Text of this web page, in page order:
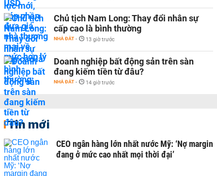
Chủ tịch Nam Long: Thay đổi nhân sự
cấp cao là bình thường
NHÀ ĐẤT - 13 giờ trước
Doanh nghiệp bất động sản trên sàn
đang kiếm tiền từ đâu?
NHÀ ĐẤT - 14 giờ trước
Tin mới
CEO ngân hàng lớn nhất nước Mỹ: ‘Nợ margin
đang ở mức cao nhất mọi thời đại’